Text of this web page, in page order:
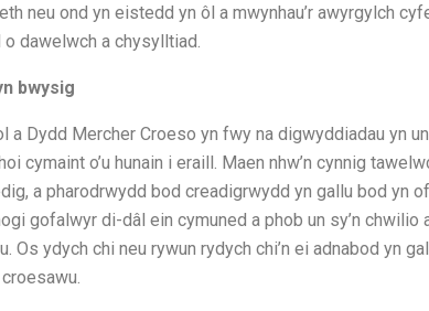
neu ond yn eistedd yn ôl a mwynhau’r awyrgylch
dawelwch a chysylltiad.
bwysig
a Dydd Mercher Croeso yn fwy na digwyddiadau yn
cymaint o’u hunain i eraill. Maen nhw’n cynnig
a pharodrwydd bod creadigrwydd yn gallu bod yn
gofalwyr di-dâl ein cymuned a phob un sy’n chwilio
Os ydych chi neu rywun rydych chi’n ei adnabod yn